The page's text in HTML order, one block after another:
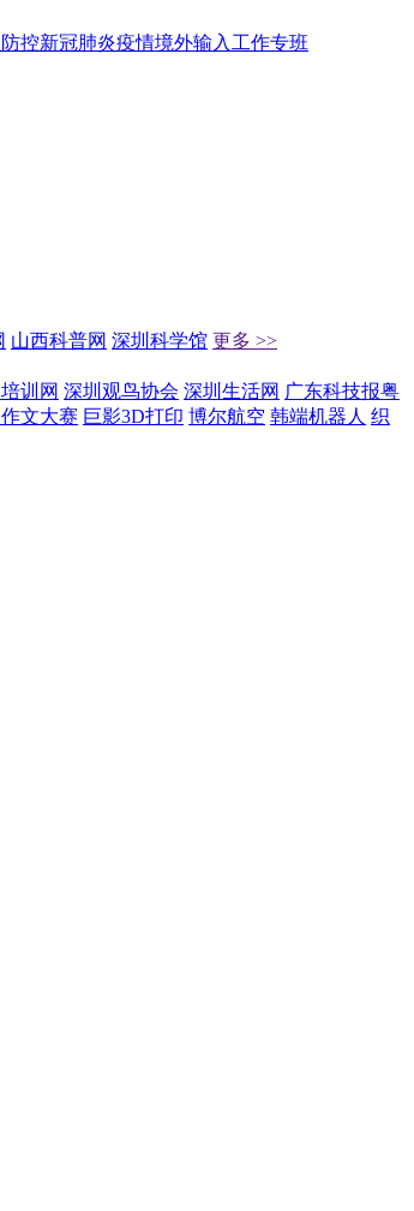
控新冠肺炎疫情境外输入工作专班
山西科普网 深圳科学馆 更多 >>
训网 深圳观鸟协会 深圳生活网 广东科技报粤
文大赛 巨影3D打印 博尔航空 韩端机器人 织